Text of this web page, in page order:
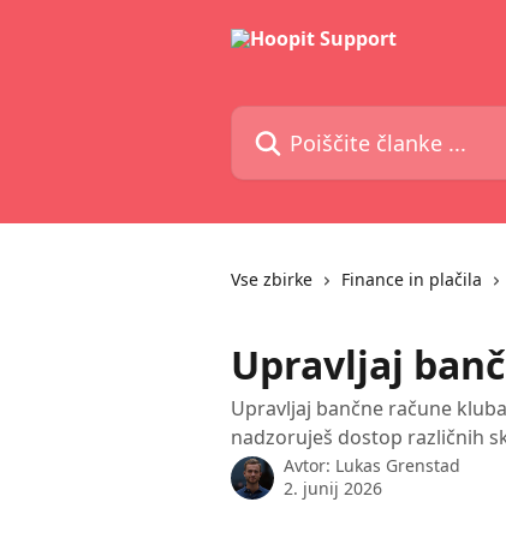
Poiščite članke ...
Vse zbirke Finance in plačila
Upravljaj
Upravljaj bančne račune
nadzoruješ dostop različnih
Avtor: Lukas Grenstad
2. junij 2026